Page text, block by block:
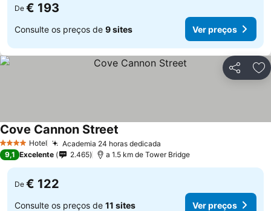
De € 193
Consulte os preços de 9 sites Ver preços
Partilhar
4 EstrelasHotel Academia 24 horas dedicada
Cove Cannon Street
9,1 Excelente 2.465 a 1.5 km de Tower Bridge
De € 122
Consulte os preços de 11 sites Ver preços